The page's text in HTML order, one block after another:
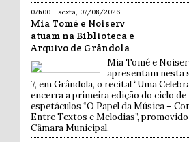
07h00 - sexta, 07/08/2026
Mia Tomé e Noiserv
atuam na Biblioteca e
Arquivo de Grândola
Mia Tomé e
apresentam nesta
7, em Grândola, o recital “Uma
encerra a primeira edição do ciclo de
espetáculos “O Papel da Música –
Entre Textos e Melodias”,
Câmara Municipal.